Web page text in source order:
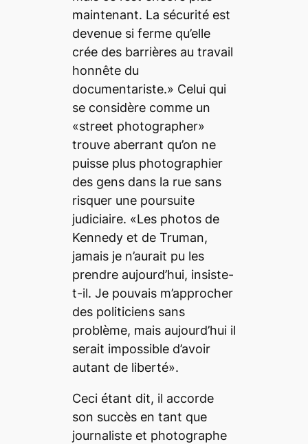
maintenant. La sécurité est
devenue si ferme qu’elle
crée des barrières au travail
honnête du
documentariste.» Celui qui
se considère comme un
«street photographer»
trouve aberrant qu’on ne
puisse plus photographier
des gens dans la rue sans
risquer une poursuite
judiciaire. «Les photos de
Kennedy et de Truman,
jamais je n’aurait pu les
prendre aujourd’hui, insiste-
t-il. Je pouvais m’approcher
des politiciens sans
problème, mais aujourd’hui il
serait impossible d’avoir
autant de liberté».
Ceci étant dit, il accorde
son succès en tant que
journaliste et photographe